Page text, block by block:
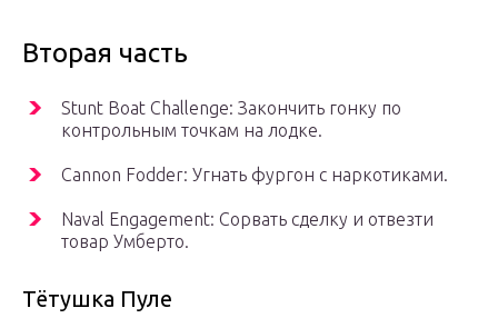
Вторая часть
Stunt Boat Challenge: Закончить гонку по
контрольным точкам на лодке.
Cannon Fodder: Угнать фургон с наркотиками.
Naval Engagement: Сорвать сделку и отвезти
товар Умберто.
Тётушка Пуле